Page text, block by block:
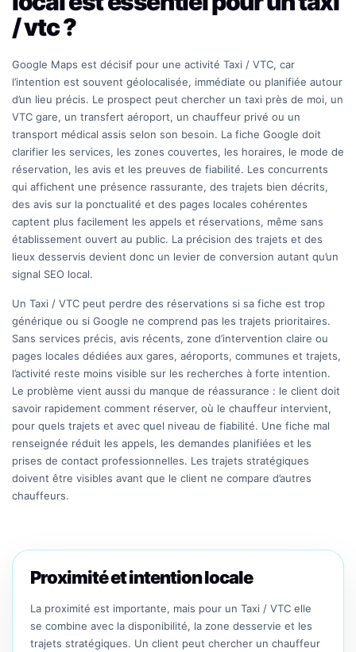
/ vtc ?
Google Maps est décisif pour une activité Taxi / VTC, car
l’intention est souvent géolocalisée, immédiate ou planifiée autour
d’un lieu précis. Le prospect peut chercher un taxi près de moi, un
VTC gare, un transfert aéroport, un chauffeur privé ou un
transport médical assis selon son besoin. La fiche Google doit
clarifier les services, les zones couvertes, les horaires, le mode de
réservation, les avis et les preuves de fiabilité. Les concurrents
qui affichent une présence rassurante, des trajets bien décrits,
des avis sur la ponctualité et des pages locales cohérentes
captent plus facilement les appels et réservations, même sans
établissement ouvert au public. La précision des trajets et des
lieux desservis devient donc un levier de conversion autant qu’un
signal SEO local.
Un Taxi / VTC peut perdre des réservations si sa fiche est trop
générique ou si Google ne comprend pas les trajets prioritaires.
Sans services précis, avis récents, zone d’intervention claire ou
pages locales dédiées aux gares, aéroports, communes et trajets,
l’activité reste moins visible sur les recherches à forte intention.
Le problème vient aussi du manque de réassurance : le client doit
savoir rapidement comment réserver, où le chauffeur intervient,
pour quels trajets et avec quel niveau de fiabilité. Une fiche mal
renseignée réduit les appels, les demandes planifiées et les
prises de contact professionnelles. Les trajets stratégiques
doivent être visibles avant que le client ne compare d’autres
chauffeurs.
Proximité et intention locale
La proximité est importante, mais pour un Taxi / VTC elle
se combine avec la disponibilité, la zone desservie et les
trajets stratégiques. Un client peut chercher un chauffeur